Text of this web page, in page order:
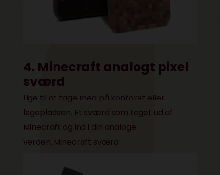
4. Minecraft analogt pixel
sværd
Lige til at tage med på kontoret eller
legepladsen. Et sværd som taget ud af
Minecraft og ind i din analoge
verden. Minecraft sværd